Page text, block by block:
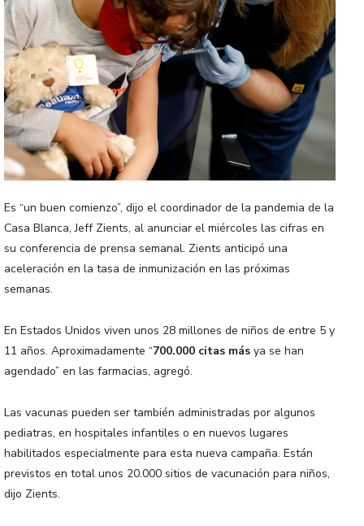
Es “un buen comienzo”, dijo el coordinador de la pandemia de la
Casa Blanca, Jeff Zients, al anunciar el miércoles las cifras en
su conferencia de prensa semanal. Zients anticipó una
aceleración en la tasa de inmunización en las próximas
semanas.
En Estados Unidos viven unos 28 millones de niños de entre 5 y
11 años. Aproximadamente “700.000 citas más ya se han
agendado” en las farmacias, agregó.
Las vacunas pueden ser también administradas por algunos
pediatras, en hospitales infantiles o en nuevos lugares
habilitados especialmente para esta nueva campaña. Están
previstos en total unos 20.000 sitios de vacunación para niños,
dijo Zients.